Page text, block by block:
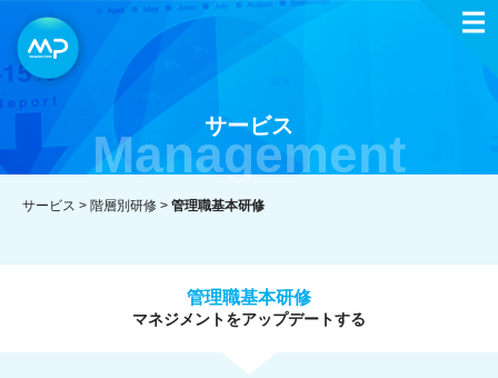
サービス
Management
サービス > 階層別研修 > 管理職基本研修
管理職基本研修
マネジメントをアップデートする